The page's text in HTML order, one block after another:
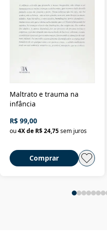
Maltrato e trauma na
infância
R$ 99,00
ou4X de R$ 24,75sem juros
Comprar